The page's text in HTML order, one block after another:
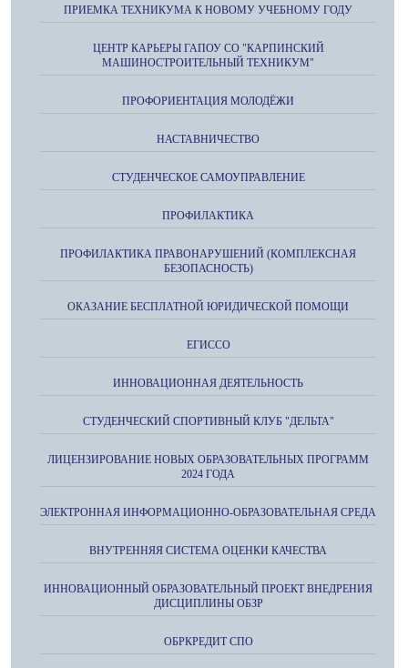
ПРИЕМКА ТЕХНИКУМА К НОВОМУ УЧЕБНОМУ ГОДУ
ЦЕНТР КАРЬЕРЫ ГАПОУ СО "КАРПИНСКИЙ
МАШИНОСТРОИТЕЛЬНЫЙ ТЕХНИКУМ"
ПРОФОРИЕНТАЦИЯ МОЛОДЁЖИ
НАСТАВНИЧЕСТВО
СТУДЕНЧЕСКОЕ САМОУПРАВЛЕНИЕ
ПРОФИЛАКТИКА
ПРОФИЛАКТИКА ПРАВОНАРУШЕНИЙ (КОМПЛЕКСНАЯ
БЕЗОПАСНОСТЬ)
ОКАЗАНИЕ БЕСПЛАТНОЙ ЮРИДИЧЕСКОЙ ПОМОЩИ
ЕГИССО
ИННОВАЦИОННАЯ ДЕЯТЕЛЬНОСТЬ
СТУДЕНЧЕСКИЙ СПОРТИВНЫЙ КЛУБ "ДЕЛЬТА"
ЛИЦЕНЗИРОВАНИЕ НОВЫХ ОБРАЗОВАТЕЛЬНЫХ ПРОГРАММ
2024 ГОДА
ЭЛЕКТРОННАЯ ИНФОРМАЦИОННО-ОБРАЗОВАТЕЛЬНАЯ СРЕДА
ВНУТРЕННЯЯ СИСТЕМА ОЦЕНКИ КАЧЕСТВА
ИННОВАЦИОННЫЙ ОБРАЗОВАТЕЛЬНЫЙ ПРОЕКТ ВНЕДРЕНИЯ
ДИСЦИПЛИНЫ ОБЗР
ОБРКРЕДИТ СПО